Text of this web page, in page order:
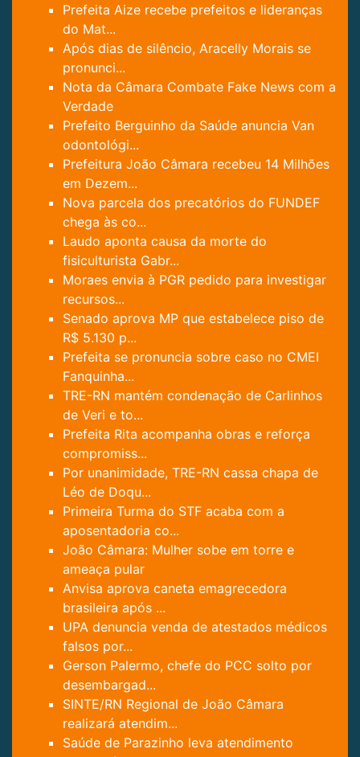
Prefeita Aize recebe prefeitos e lideranças
do Mat...
Após dias de silêncio, Aracelly Morais se
pronunci...
Nota da Câmara Combate Fake News com a
Verdade
Prefeito Berguinho da Saúde anuncia Van
odontológi...
Prefeitura João Câmara recebeu 14 Milhões
em Dezem...
Nova parcela dos precatórios do FUNDEF
chega às co...
Laudo aponta causa da morte do
fisiculturista Gabr...
Moraes envia à PGR pedido para investigar
recursos...
Senado aprova MP que estabelece piso de
R$ 5.130 p...
Prefeita se pronuncia sobre caso no CMEI
Fanquinha...
TRE-RN mantém condenação de Carlinhos
de Veri e to...
Prefeita Rita acompanha obras e reforça
compromiss...
Por unanimidade, TRE-RN cassa chapa de
Léo de Doqu...
Primeira Turma do STF acaba com a
aposentadoria co...
João Câmara: Mulher sobe em torre e
ameaça pular
Anvisa aprova caneta emagrecedora
brasileira após ...
UPA denuncia venda de atestados médicos
falsos por...
Gerson Palermo, chefe do PCC solto por
desembargad...
SINTE/RN Regional de João Câmara
realizará atendim...
Saúde de Parazinho leva atendimento